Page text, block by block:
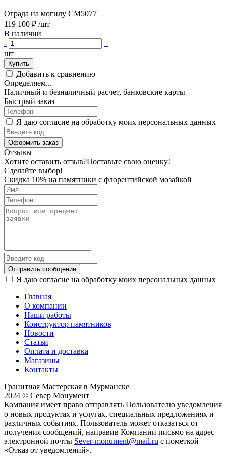
Ограда на могилу CM5077
119 100 ₽ /шт
В наличии
-
+
шт
Купить
Добавить к сравнению
Определяем...
Наличный и безналичный расчет, банковские карты
Быстрый заказ
Я даю согласие на обработку моих персональных данных
Оформить заказ
Отзывы
Хотите оставить отзыв?Поставьте свою оценку!
Сделайте выбор!
Скидка 10% на памятники с флорентийской мозайкой
Отправить сообщение
Я даю согласие на обработку моих персональных данных
Главная
О компании
Наши работы
Конструктор памятников
Новости
Статьи
Оплата и доставка
Магазины
Контакты
Гранитная Мастерская в Мурманске
2024 © Север Монумент
Компания имеет право отправлять Пользователю уведомления
о новых продуктах и услугах, специальных предложениях и
различных событиях. Пользователь может отказаться от
получения сообщений, направив Компании письмо на адрес
электронной почты Sever-monument@mail.ru с пометкой
«Отказ от уведомлений».